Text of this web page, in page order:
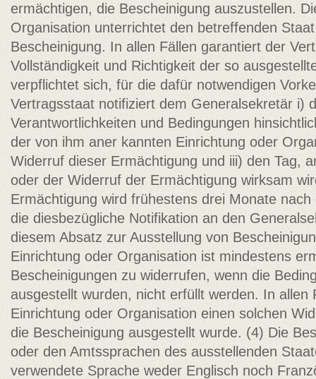
ermächtigen, die Bescheinigung auszustellen.
Organisation unterrichtet den betreffenden
Bescheinigung. In allen Fällen garantiert der
Vollständigkeit und Richtigkeit der so
verpflichtet sich, für die dafür notwendigen
Vertragsstaat notifiziert dem Generalsekretär i)
Verantwortlichkeiten und Bedingungen
der von ihm aner­ kannten Einrichtung oder
Widerruf dieser Ermächtigung und iii) den Tag,
oder der Widerruf der Ermächtigung wirksam
Ermächtigung wird frühestens drei Monate
die diesbezügliche Notifikation an den
diesem Absatz zur Ausstellung von
Einrichtung oder Organisation ist mindestens
Bescheinigungen zu widerrufen, wenn die
ausgestellt wurden, nicht erfüllt werden. In allen
Einrichtung oder Organisation einen solchen
die Bescheinigung ausgestellt wurde. (4) Die
oder den Amtssprachen des ausstellenden
verwendete Sprache weder Englisch noch